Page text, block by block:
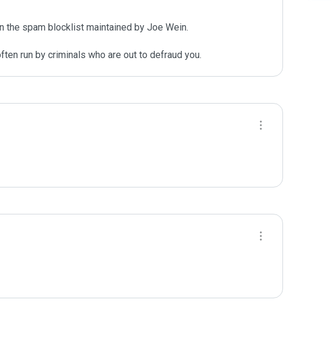
spam blocklist maintained by Joe Wein.
run by criminals who are out to defraud you.